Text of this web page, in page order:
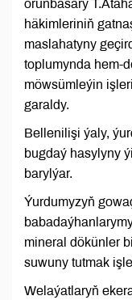
orunbasary
häkimleriniň
maslahatyny
toplumynda hem-
möwsümleýin
garaldy.
Bellenilişi ýaly,
bugdaý hasylyny
barylýar.
Ýurdumyzyň
mineral dökünler
suwuny tutmak
Welaýatlaryň